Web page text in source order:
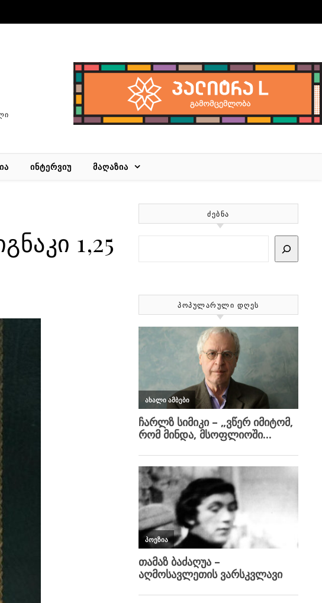
ᲘᲜᲢᲔᲠᲕᲘᲣ ᲛᲐᲦᲐᲖᲘᲐ
1,25
ᲫᲔᲑᲜᲐ
ᲞᲝᲞᲣᲚᲐᲠᲣᲚᲘ ᲓᲦᲔᲡ